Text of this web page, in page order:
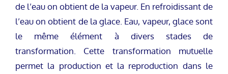
de l’eau on obtient de la vapeur. En refroidissant de
l’eau on obtient de la glace. Eau, vapeur, glace sont
le même élément à divers stades de
transformation. Cette transformation mutuelle
permet la production et la reproduction dans le